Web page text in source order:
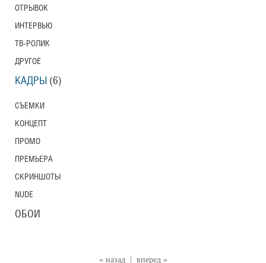
« назад
вперед »
ОТРЫВОК
ИНТЕРВЬЮ
ТВ-РОЛИК
ДРУГОЕ
КАДРЫ (6)
СЪЕМКИ
КОНЦЕПТ
ПРОМО
ПРЕМЬЕРА
СКРИНШОТЫ
NUDE
ОБОИ